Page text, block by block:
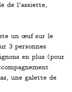
de l'assiette,
un œuf sur le
3 personnes
en plus (pour
une galette de